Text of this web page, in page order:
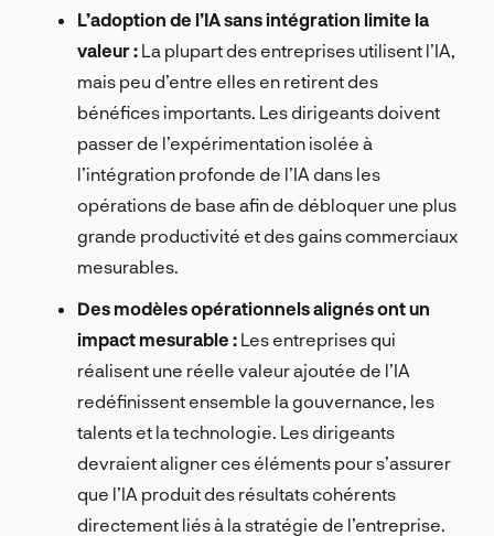
L’adoption de l’IA sans intégration limite la
valeur : La plupart des entreprises utilisent l’IA,
mais peu d’entre elles en retirent des
bénéfices importants. Les dirigeants doivent
passer de l’expérimentation isolée à
l’intégration profonde de l’IA dans les
opérations de base afin de débloquer une plus
grande productivité et des gains commerciaux
mesurables.
Des modèles opérationnels alignés ont un
impact mesurable : Les entreprises qui
réalisent une réelle valeur ajoutée de l’IA
redéfinissent ensemble la gouvernance, les
talents et la technologie. Les dirigeants
devraient aligner ces éléments pour s’assurer
que l’IA produit des résultats cohérents
directement liés à la stratégie de l’entreprise.